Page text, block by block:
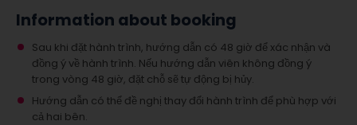
Information about booking
Sau khi đặt hành trình, hướng dẫn có 48 giờ để xác nhận và
đồng ý về hành trình. Nếu hướng dẫn viên không đồng ý
trong vòng 48 giờ, đặt chỗ sẽ tự động bị hủy.
Hướng dẫn có thể đề nghị thay đổi hành trình để phù hợp với
cả hai bên.